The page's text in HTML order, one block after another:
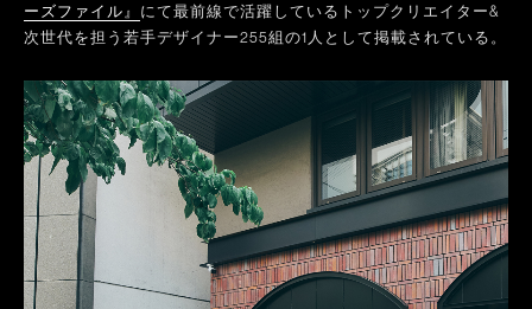
ーズファイル』 にて最前線で活躍しているトップクリエイター&
次世代を担う若手デザイナー255組の1人として掲載されている。